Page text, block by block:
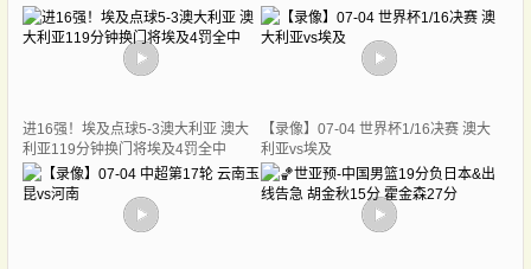
进16强！埃及点球5-3澳大利亚 澳大
利亚119分钟换门将埃及4罚全中
【录像】07-04 世界杯1/16决赛 澳大
利亚vs埃及